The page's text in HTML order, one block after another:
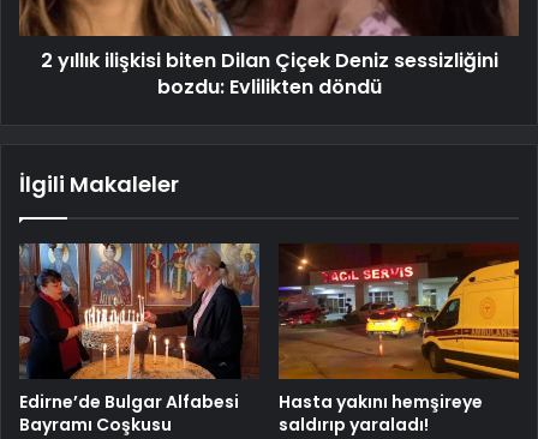
2 yıllık ilişkisi biten Dilan Çiçek Deniz sessizliğini
bozdu: Evlilikten döndü
İlgili Makaleler
Edirne’de Bulgar Alfabesi
Bayramı Coşkusu
Hasta yakını hemşireye
saldırıp yaraladı!